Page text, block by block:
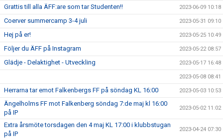
Grattis till alla ÄFF:are som tar Studenten!! 2023-06-09 10:18
Coerver summercamp 3-4 juli 2023-05-31 09:10
Hej på er! 2023-05-25 10:49
Följer du ÄFF på Instagram 2023-05-22 08:57
Glädje - Delaktighet - Utveckling 2023-05-17 16:48
2023-05-08 08:41
Herrarna tar emot Falkenbergs FF på söndag KL 16:00 2023-05-03 10:53
Ängelholms FF mot Falkenberg söndag 7:de maj kl 16:00
på IP
2023-05-02 11:02
Extra årsmöte torsdagen den 4 maj KL 17:00 i klubbstugan
på IP
2023-04-24 07:30